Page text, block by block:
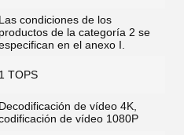
Las condiciones de los
productos de la categoría 2 se
en el anexo I.
1 TOPS
Decodificación de vídeo 4K,
de vídeo 1080P